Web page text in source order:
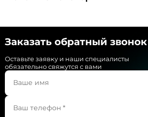
Заказать обратный звонок
Оставьте заявку и наши специалисты
обязательно свяжутся с вами